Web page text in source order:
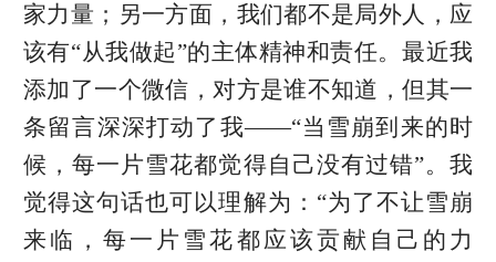
家力量；另一方面，我们都不是局外人，应
该有“从我做起”的主体精神和责任。最近我
添加了一个微信，对方是谁不知道，但其一
条留言深深打动了我——“当雪崩到来的时
候，每一片雪花都觉得自己没有过错”。我
觉得这句话也可以理解为：“为了不让雪崩
来临，每一片雪花都应该贡献自己的力